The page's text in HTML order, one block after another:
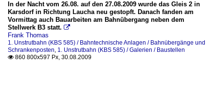
In der Nacht vom 26.08. auf den 27.08.2009 wurde das Gleis 2 in
Karsdorf in Richtung Laucha neu gestopft. Danach fanden am
Vormittag auch Bauarbeiten am Bahnübergang neben dem
Stellwerk B3 statt. 
Frank Thomas
1. Unstrutbahn (KBS 585) / Bahntechnische Anlagen / Bahnübergänge und
Schrankenposten, 1. Unstrutbahn (KBS 585) / Galerien / Baustellen
 860 800x597 Px, 30.08.2009